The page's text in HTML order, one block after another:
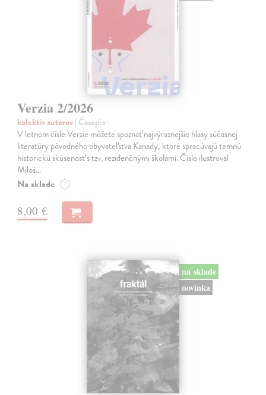
Verzia 2/2026
kolektív autorov| Časopis
V letnom čísle Verzie môžete spoznať najvýraznejšie hlasy súčasnej
literatúry pôvodného obyvateľstva Kanady, ktoré spracúvajú temnú
historickú skúsenosť s tzv. rezidenčnými školami. Číslo ilustroval
Miloš…
Na sklade ?
8,00 €
na sklade
novinka